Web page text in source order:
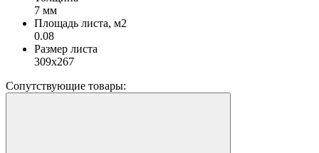
7 мм
Площадь листа, м2
0.08
Размер листа
309x267
Сопутствующие товары: